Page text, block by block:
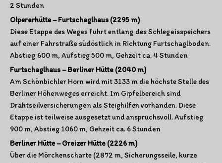
2 Stunden
Olpererhütte – Furtschaglhaus (2295 m)
Diese Etappe des Weges führt entlang des Schlegeisspeichers
auf einer Fahrstraße südöstlich in Richtung Furtschaglboden.
Abstieg 600 m, Aufstieg 500 m, Gehzeit ca. 4 Stunden
Furtschaglhaus – Berliner Hütte (2040 m)
Am Schönbichler Horn wird mit 3133 m die höchste Stelle des
Berliner Höhenweges erreicht. Im Gipfelbereich sind
Drahtseilversicherungen als Steighilfen vorhanden. Diese
Etappe ist teilweise ausgesetzt und anspruchsvoll. Aufstieg
900 m, Abstieg 1060 m, Gehzeit ca. 6 Stunden
Berliner Hütte – Greizer Hütte (2226 m)
Über die Mörchenscharte (2872 m, Sicherungsseile, kurze